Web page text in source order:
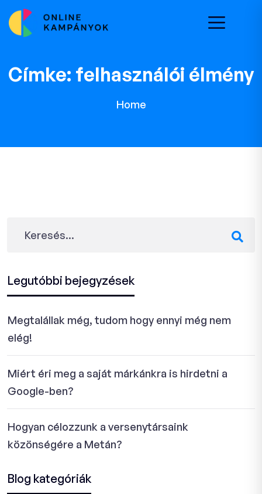
Címke: felhasználói élmény
Home
Legutóbbi bejegyzések
Megtalállak még, tudom hogy ennyi még nem
elég!
Miért éri meg a saját márkánkra is hirdetni a
Google-ben?
Hogyan célozzunk a versenytársaink
közönségére a Metán?
Blog kategóriák